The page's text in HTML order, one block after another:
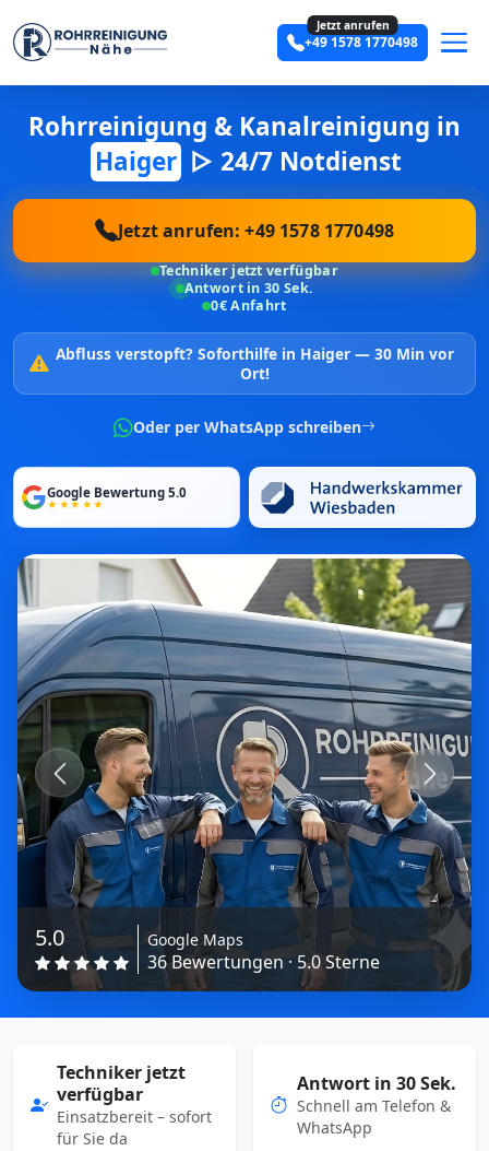
Jetzt anrufen
+49 1578 1770498
Rohrreinigung & Kanalreinigung in
Haiger ▷ 24/7 Notdienst
Jetzt anrufen: +49 1578 1770498
Techniker jetzt verfügbar
Antwort in 30 Sek.
0€ Anfahrt
Abfluss verstopft?Soforthilfe in Haiger — 30 Min vor
Ort!
Oder per WhatsApp schreiben
Google Bewertung 5.0
★★★★★
5.0 Google Maps
36 Bewertungen · 5.0 Sterne
Previous Next
Techniker jetzt
verfügbar
Einsatzbereit – sofort
für Sie da
Antwort in 30 Sek.
Schnell am Telefon &
WhatsApp